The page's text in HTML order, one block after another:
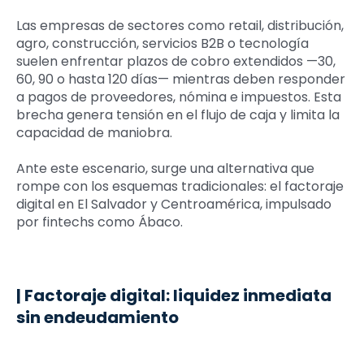
Las empresas de sectores como retail, distribución,
agro, construcción, servicios B2B o tecnología
suelen enfrentar plazos de cobro extendidos —30,
60, 90 o hasta 120 días— mientras deben responder
a pagos de proveedores, nómina e impuestos. Esta
brecha genera tensión en el flujo de caja y limita la
capacidad de maniobra.
Ante este escenario, surge una alternativa que
rompe con los esquemas tradicionales: el factoraje
digital en El Salvador y Centroamérica, impulsado
por fintechs como Ábaco.
| Factoraje digital: liquidez inmediata
sin endeudamiento